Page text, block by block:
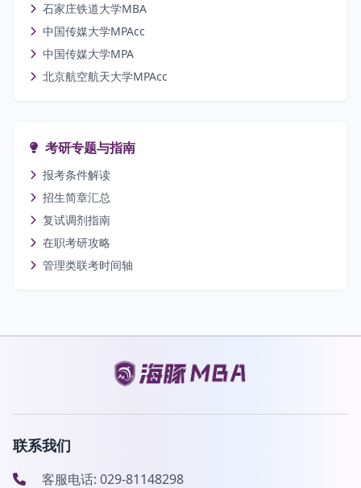
石家庄铁道大学MBA
中国传媒大学MPAcc
中国传媒大学MPA
北京航空航天大学MPAcc
考研专题与指南
报考条件解读
招生简章汇总
复试调剂指南
在职考研攻略
管理类联考时间轴
联系我们
客服电话: 029-81148298